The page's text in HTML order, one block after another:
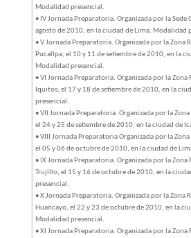
Modalidad presencial.
• IV Jornada Preparatoria. Organizada por la Sede
agosto de 2010, en la ciudad de Lima. Modalidad
• V Jornada Preparatoria. Organizada por la Zona
Pucallpa, el 10 y 11 de setiembre de 2010, en la
Modalidad presencial.
• VI Jornada Preparatoria. Organizada por la Zona
Iquitos, el 17 y 18 de setiembre de 2010, en la
presencial.
• VII Jornada Preparatoria. Organizada por la Zona
el 24 y 25 de setiembre de 2010, en la ciudad de
• VIII Jornada Preparatoria Organizada por la Zona
el 05 y 06 de octubre de 2010, en la ciudad de
• IX Jornada Preparatoria. Organizada por la Zona
Trujillo, el 15 y 16 de octubre de 2010, en la
presencial.
• X Jornada Preparatoria. Organizada por la Zona
Huancayo, el 22 y 23 de octubre de 2010, en la
Modalidad presencial.
• XI Jornada Preparatoria. Organizada por la Zona